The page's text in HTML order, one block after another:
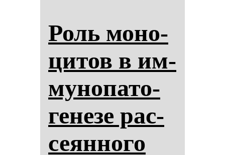
Роль мо­но­
ци­тов в им­
му­но­па­то­
ге­не­зе рас­
се­ян­но­го